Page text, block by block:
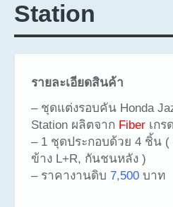
Station
รายละเอียดสินค้า
– ชุดแต่งรอบคัน Honda
Station ผลิตจาก Fiber เกร
– 1 ชุดประกอบด้วย 4 ชิ้น
ข้าง L+R, กันชนหลัง )
– ราคางานดิบ 7,500 บาท